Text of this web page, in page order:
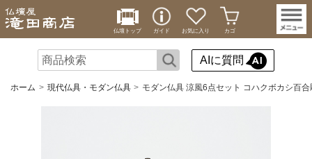
仏壇トップ ガイド お気に入り カゴ
AIに質問
ホーム 現代仏具・モダン仏具 モダン仏具 涼風6点セット コハクボカシ百